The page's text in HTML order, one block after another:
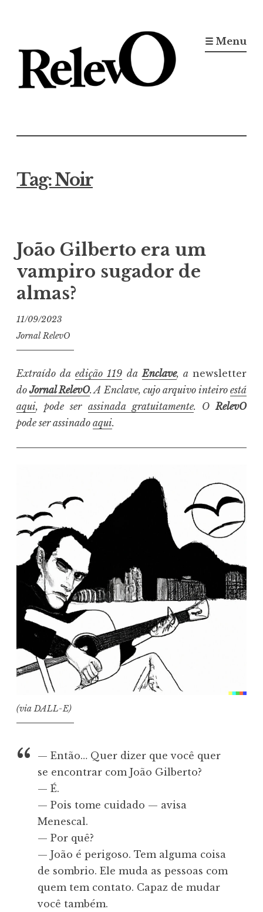
conteúdo
☰ Menu
Tag:Noir
João Gilberto era um
vampiro sugador de
almas?
11/09/2023
Jornal RelevO
Extraído daedição 119 da Enclave, anewsletter
doJornal RelevO. A Enclave, cujo arquivo inteiro está
aqui, pode ser assinada gratuitamente. ORelevO
pode ser assinado aqui.
(via DALL-E)
— Então… Quer dizer que você quer
se encontrar com João Gilberto?
— É.
— Pois tome cuidado — avisa
Menescal.
— Por quê?
— João é perigoso. Tem alguma coisa
de sombrio. Ele muda as pessoas com
quem tem contato. Capaz de mudar
você também.